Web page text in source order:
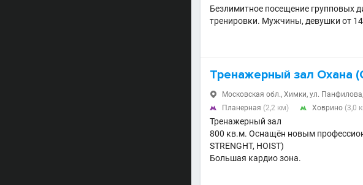
Безлимитное посещение групповых
тренировки. Мужчины, девушки от 14
Тренажерный зал Охана
 Московская обл., Химки, ул. Панфилова,
 Планерная (2,2 км)  Ховрино (3,0
Тренажерный зал
800 кв.м. Оснащён новым
STRENGHT, HOIST)
Большая кардио зона.